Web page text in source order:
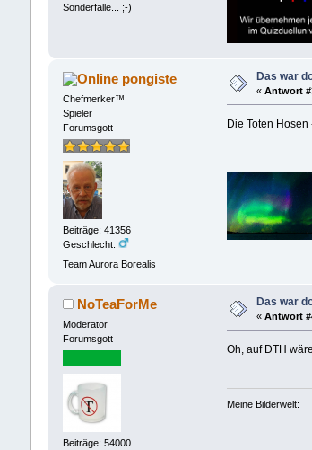
Sonderfälle... ;-)
pongiste
Chefmerker™
Spieler
Forumsgott
Beiträge: 41356
Geschlecht:
Team Aurora Borealis
Das war
« Antwort
Die Toten Hosen
NoTeaForMe
Moderator
Forumsgott
Beiträge: 54000
Das war
« Antwort
Oh, auf DTH
Meine Bilderwelt: